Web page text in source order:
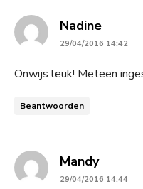
Nadinesays:
29/04/2016 14:42
Onwijs leuk! Meteen
Beantwoorden
Mandysays:
29/04/2016 14:44